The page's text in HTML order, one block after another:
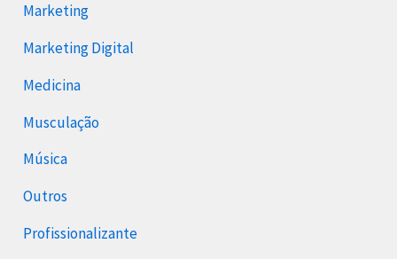
Marketing
Marketing Digital
Medicina
Musculação
Música
Outros
Profissionalizante